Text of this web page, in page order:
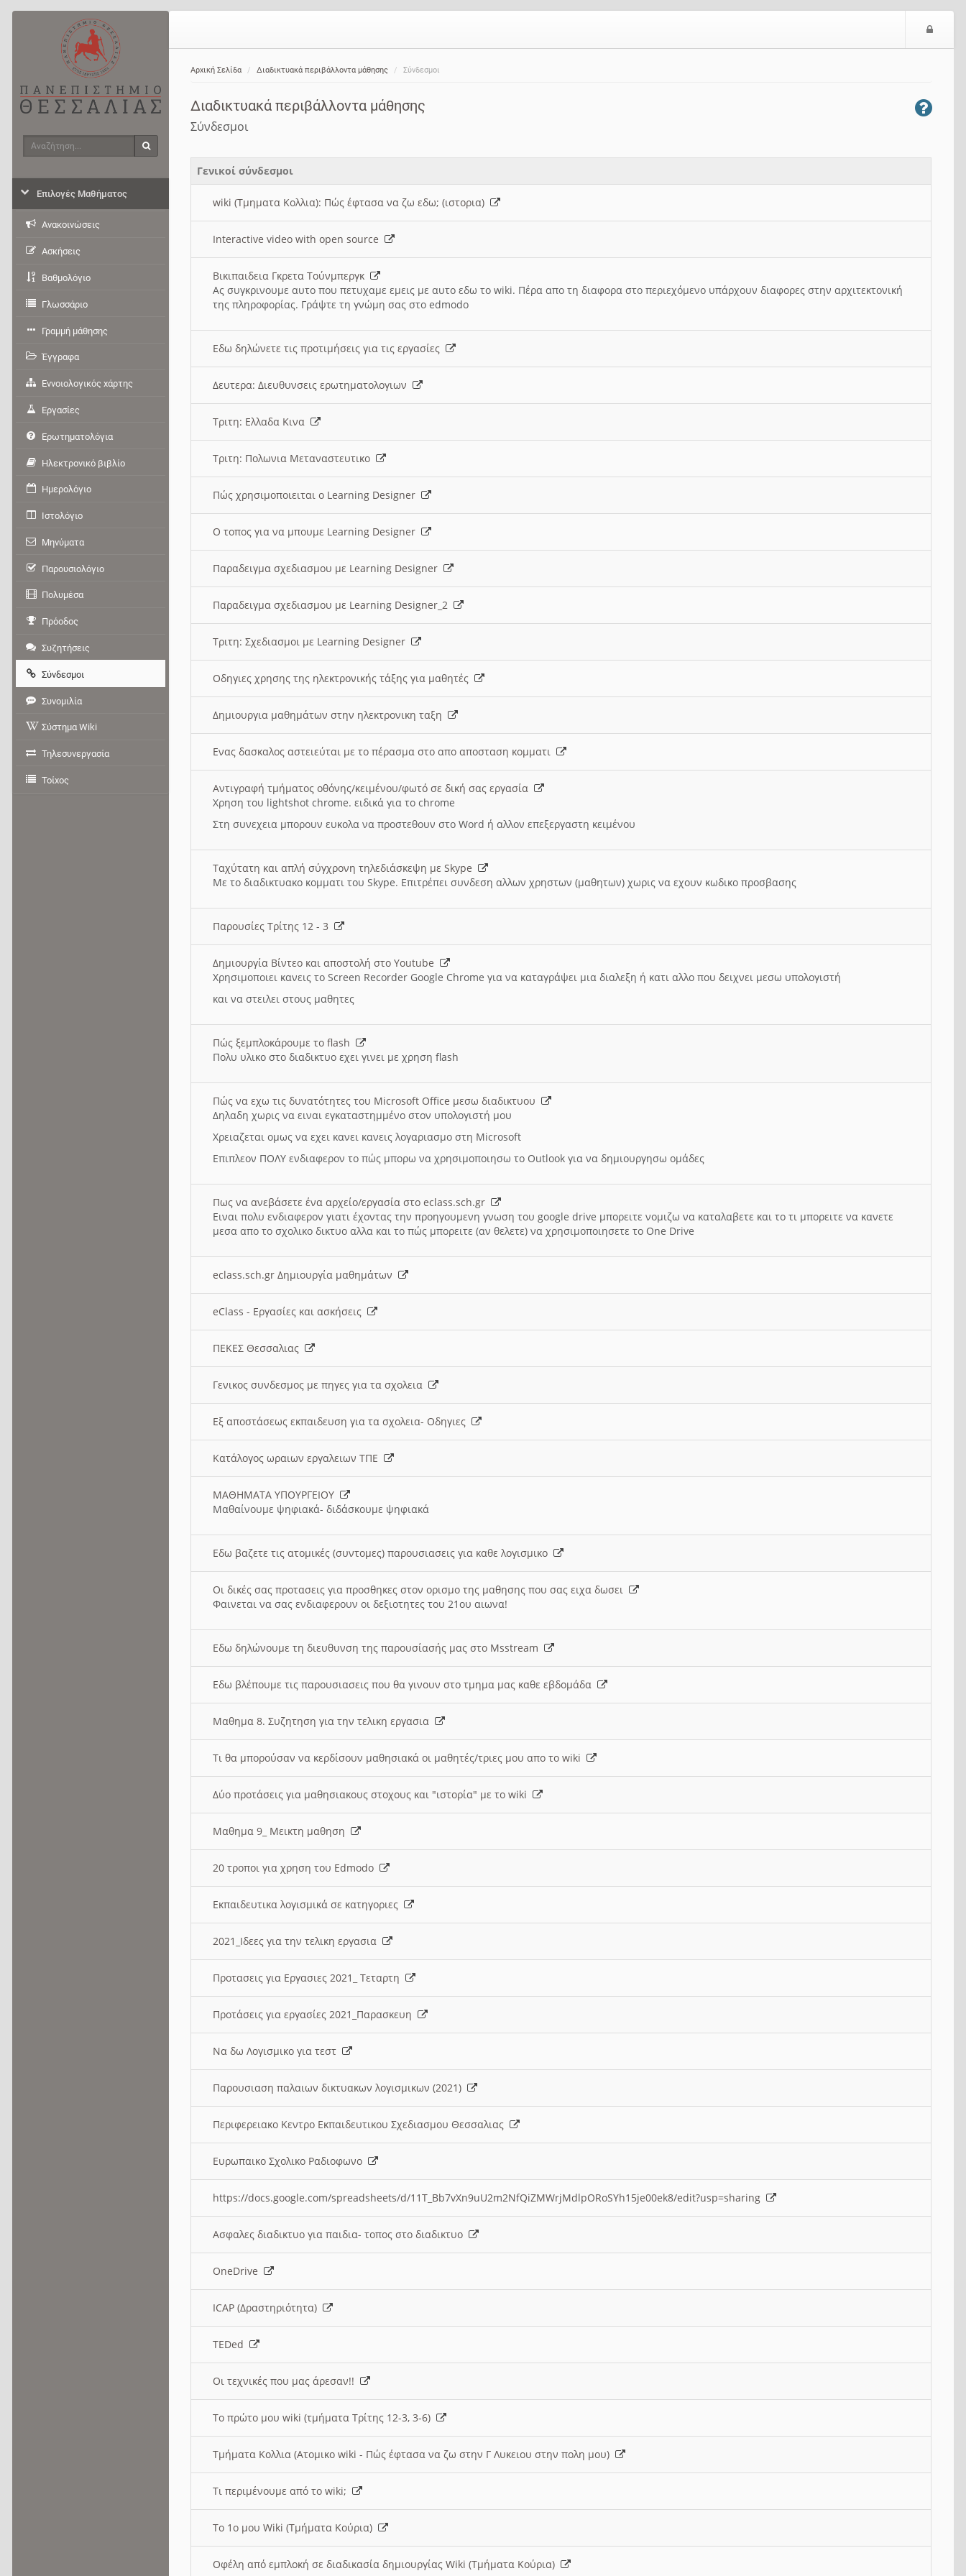
Αρχική Σελίδα Διαδικτυακά περιβάλλοντα μάθησης Σύνδεσμοι
Διαδικτυακά περιβάλλοντα μάθησης
Σύνδεσμοι
Γενικοί σύνδεσμοι
wiki (Τμηματα Κολλια): Πώς έφτασα να ζω εδω; (ιστορια)
Interactive video with open source
Βικιπαιδεια Γκρετα Τούνμπεργκ
Ας συγκρινουμε αυτο που πετυχαμε εμεις με αυτο εδω το wiki. Πέρα απο τη διαφορα στο περιεχόμενο υπάρχουν διαφορες στην αρχιτεκτονική
της πληροφορίας. Γράψτε τη γνώμη σας στο edmodo
Εδω δηλώνετε τις προτιμήσεις για τις εργασίες
Δευτερα: Διευθυνσεις ερωτηματολογιων
Τριτη: Ελλαδα Κινα
Τριτη: Πολωνια Μεταναστευτικο
Πώς χρησιμοποιειται ο Learning Designer
O τοπος για να μπουμε Learning Designer
Παραδειγμα σχεδιασμου με Learning Designer
Παραδειγμα σχεδιασμου με Learning Designer_2
Τριτη: Σχεδιασμοι με Learning Designer
Οδηγιες χρησης της ηλεκτρονικής τάξης για μαθητές
Δημιουργια μαθημάτων στην ηλεκτρονικη ταξη
Ενας δασκαλος αστειεύται με το πέρασμα στο απο αποσταση κομματι
Αντιγραφή τμήματος οθόνης/κειμένου/φωτό σε δική σας εργασία
Χρηση του lightshot chrome. ειδικά για το chrome
Στη συνεχεια μπορουν ευκολα να προστεθουν στο Word ή αλλον επεξεργαστη κειμένου
Ταχύτατη και απλή σύγχρονη τηλεδιάσκεψη με Skype
Με το διαδικτυακο κομματι του Skype. Επιτρέπει συνδεση αλλων χρηστων (μαθητων) χωρις να εχουν κωδικο προσβασης
Παρουσίες Τρίτης 12 - 3
Δημιουργία Βίντεο και αποστολή στο Youtube
Χρησιμοποιει κανεις το Screen Recorder Google Chrome για να καταγράψει μια διαλεξη ή κατι αλλο που δειχνει μεσω υπολογιστή
και να στειλει στους μαθητες
Πώς ξεμπλοκάρουμε το flash
Πολυ υλικο στο διαδικτυο εχει γινει με χρηση flash
Πώς να εχω τις δυνατότητες του Microsoft Office μεσω διαδικτυου
Δηλαδη χωρις να ειναι εγκαταστημμένο στον υπολογιστή μου
Χρειαζεται ομως να εχει κανει κανεις λογαριασμο στη Microsoft
Επιπλεον ΠΟΛΥ ενδιαφερον το πώς μπορω να χρησιμοποιησω το Outlook για να δημιουργησω ομάδες
Πως να ανεβάσετε ένα αρχείο/εργασία στο eclass.sch.gr
Ειναι πολυ ενδιαφερον γιατι έχοντας την προηγουμενη γνωση του google drive μπορειτε νομιζω να καταλαβετε και το τι μπορειτε να κανετε
μεσα απο το σχολικο δικτυο αλλα και το πώς μπορειτε (αν θελετε) να χρησιμοποιησετε το One Drive
eclass.sch.gr Δημιουργία μαθημάτων
eClass - Εργασίες και ασκήσεις
ΠΕΚΕΣ Θεσσαλιας
Γενικος συνδεσμος με πηγες για τα σχολεια
Εξ αποστάσεως εκπαιδευση για τα σχολεια- Οδηγιες
Κατάλογος ωραιων εργαλειων ΤΠΕ
ΜΑΘΗΜΑΤΑ ΥΠΟΥΡΓΕΙΟΥ
Μαθαίνουμε ψηφιακά- διδάσκουμε ψηφιακά
Εδω βαζετε τις ατομικές (συντομες) παρουσιασεις για καθε λογισμικο
Οι δικές σας προτασεις για προσθηκες στον ορισμο της μαθησης που σας ειχα δωσει
Φαινεται να σας ενδιαφερουν οι δεξιοτητες του 21ου αιωνα!
Εδω δηλώνουμε τη διευθυνση της παρουσίασής μας στο Msstream
Εδω βλέπουμε τις παρουσιασεις που θα γινουν στο τμημα μας καθε εβδομάδα
Μαθημα 8. Συζητηση για την τελικη εργασια
Τι θα μπορούσαν να κερδίσουν μαθησιακά οι μαθητές/τριες μου απο το wiki
Δύο προτάσεις για μαθησιακους στοχους και "ιστορία" με το wiki
Μαθημα 9_ Μεικτη μαθηση
20 τροποι για χρηση του Edmodo
Εκπαιδευτικα λογισμικά σε κατηγοριες
2021_Ιδεες για την τελικη εργασια
Προτασεις για Εργασιες 2021_ Τεταρτη
Προτάσεις για εργασίες 2021_Παρασκευη
Να δω Λογισμικο για τεστ
Παρουσιαση παλαιων δικτυακων λογισμικων (2021)
Περιφερειακο Κεντρο Εκπαιδευτικου Σχεδιασμου Θεσσαλιας
Ευρωπαικο Σχολικο Ραδιοφωνο
https://docs.google.com/spreadsheets/d/11T_Bb7vXn9uU2m2NfQiZMWrjMdlpORoSYh15je00ek8/edit?usp=sharing
Ασφαλες διαδικτυο για παιδια- τοπος στο διαδικτυο
OneDrive
ICAP (Δραστηριότητα)
TEDed
Οι τεχνικές που μας άρεσαν!!
Το πρώτο μου wiki (τμήματα Τρίτης 12-3, 3-6)
Τμήματα Κολλια (Ατομικο wiki - Πώς έφτασα να ζω στην Γ Λυκειου στην πολη μου)
Τι περιμένουμε από το wiki;
Το 1ο μου Wiki (Τμήματα Κούρια)
Οφέλη από εμπλοκή σε διαδικασία δημιουργίας Wiki (Τμήματα Κούρια)
Αναζήτηση
Επιλογές Μαθήματος
Ανακοινώσεις
Ασκήσεις
Βαθμολόγιο
Γλωσσάριο
Γραμμή μάθησης
Έγγραφα
Εννοιολογικός χάρτης
Εργασίες
Ερωτηματολόγια
Ηλεκτρονικό βιβλίο
Ημερολόγιο
Ιστολόγιο
Μηνύματα
Παρουσιολόγιο
Πολυμέσα
Πρόοδος
Συζητήσεις
Σύνδεσμοι
Συνομιλία
Σύστημα Wiki
Τηλεσυνεργασία
Τοίχος